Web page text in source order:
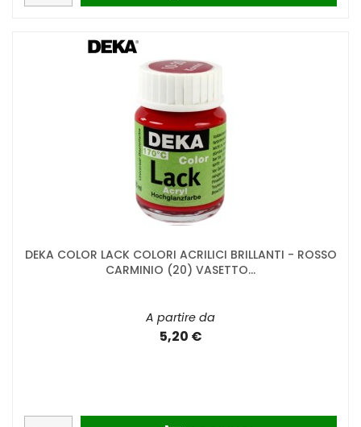
DEKA COLOR LACK COLORI ACRILICI BRILLANTI - ROSSO
CARMINIO (20) VASETTO...
A partire da
5,20 €